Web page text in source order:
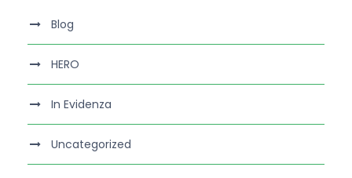
Blog
HERO
In Evidenza
Uncategorized